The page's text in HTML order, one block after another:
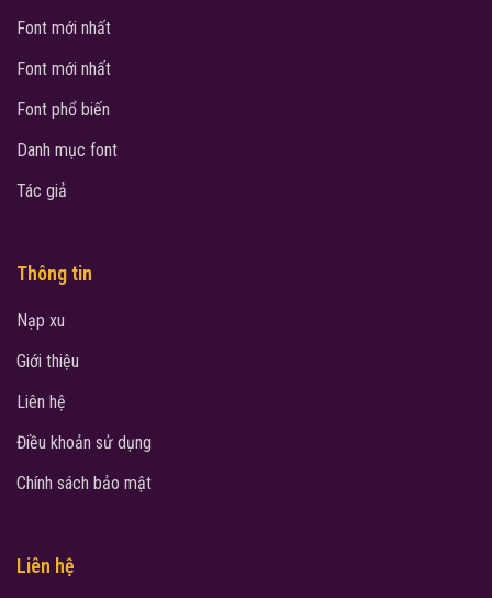
Font mới nhất
Font mới nhất
Font phổ biến
Danh mục font
Tác giả
Thông tin
Nạp xu
Giới thiệu
Liên hệ
Điều khoản sử dụng
Chính sách bảo mật
Liên hệ